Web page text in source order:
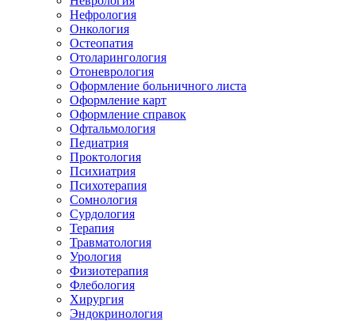
Нефрология
Онкология
Остеопатия
Отоларингология
Отоневрология
Оформление больничного листа
Оформление карт
Оформление справок
Офтальмология
Педиатрия
Проктология
Психиатрия
Психотерапия
Сомнология
Сурдология
Терапия
Травматология
Урология
Физиотерапия
Флебология
Хирургия
Эндокринология